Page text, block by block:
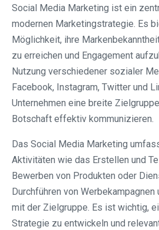
Social Media Marketing ist ein
modernen Marketingstrategie. Es
Möglichkeit, ihre
zu erreichen und Engagement
Nutzung verschiedener sozialer
Facebook, Instagram, Twitter und
Unternehmen eine breite
Botschaft effektiv kommunizieren.
Das Social Media Marketing
Aktivitäten wie das Erstellen und
Bewerben von Produkten oder
Durchführen von
mit der Zielgruppe. Es ist wichtig,
Strategie zu entwickeln und